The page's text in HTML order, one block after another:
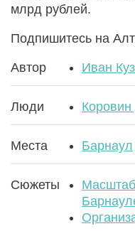
млрд рублей.
Подпишитесь на
Автор Иван
Люди
Места Барнаул
Сюжеты